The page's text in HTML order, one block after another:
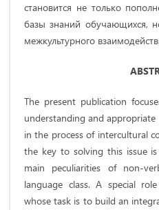
становится не только
базы знаний обучающихся,
межкультурного
The present publication
understanding and appropriate
in the process of intercultural
the key to solving this issue
main peculiarities of non-
language class. A special
whose task is to build an